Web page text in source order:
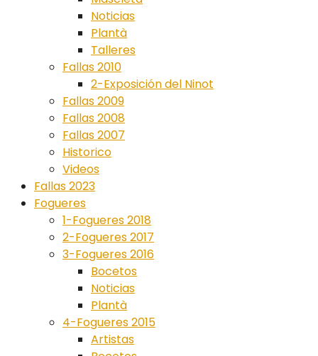
Noticias
Plantà
Talleres
Fallas 2010
2-Exposición del Ninot
Fallas 2009
Fallas 2008
Fallas 2007
Historico
Videos
Fallas 2023
Fogueres
1-Fogueres 2018
2-Fogueres 2017
3-Fogueres 2016
Bocetos
Noticias
Plantà
4-Fogueres 2015
Artistas